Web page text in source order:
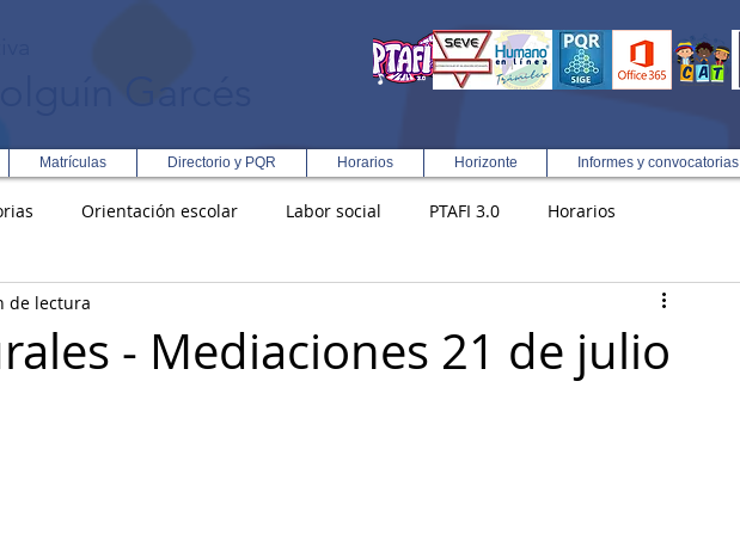
Matrículas Directorio y PQR Horarios Horizonte Informes y convocatorias
Orientación escolar Labor social PTAFI 3.0 Horarios
Integral en Turismo
- Mediaciones 21 de julio
de lectura